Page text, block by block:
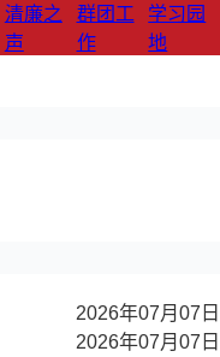
清廉之
声
群团工
作
学习园
地
2026年07月07日
2026年07月07日